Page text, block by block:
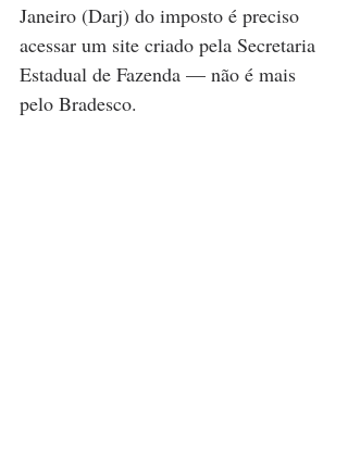
Janeiro (Darj) do imposto é preciso
acessar um site criado pela Secretaria
Estadual de Fazenda — não é mais
pelo Bradesco.